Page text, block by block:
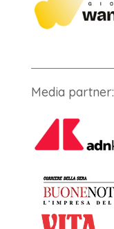
Media partner: